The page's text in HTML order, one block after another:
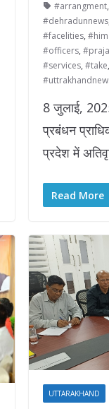
#arrangment
#dehradunnews
#facelities,
#officers,
#services,#take
8 जुलाई,
प्रबंधन
प्रदेश में
Read More
UTTARAKHAND